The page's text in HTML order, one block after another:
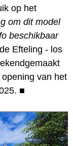
op het
om dit model
beschikbaar
Efteling - los
van het
■